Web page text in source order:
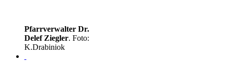
Pfarrverwalter Dr.
Delef Ziegler. Foto:
K.Drabiniok